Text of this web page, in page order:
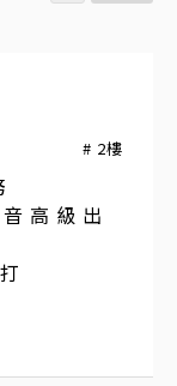
# 2樓
高 級 出